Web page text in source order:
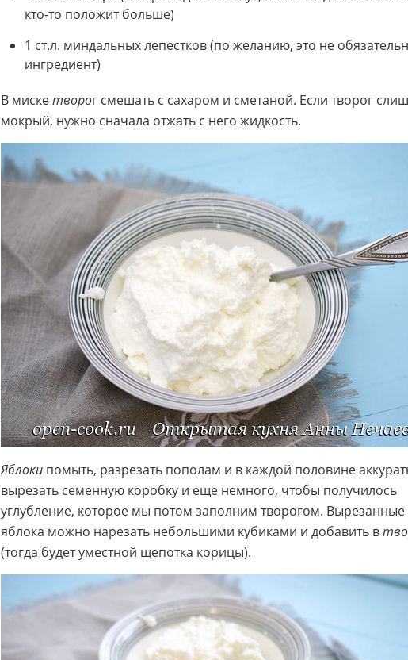
кто-то положит больше)
1 ст.л. миндальных лепестков (по желанию, это не
ингредиент)
В мискетворог смешать с сахаром и сметаной. Если творог
мокрый, нужно сначала отжать с него жидкость.
Яблоки помыть, разрезать пополам и в каждой половине
вырезать семенную коробку и еще немного, чтобы получилось
углубление, которое мы потом заполним творогом. Вырезанные
яблока можно нарезать небольшими кубиками и добавить в
(тогда будет уместной щепотка корицы).